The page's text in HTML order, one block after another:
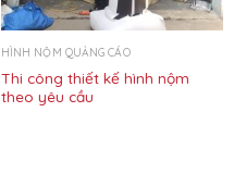
HÌNH NỘM QUẢNG CÁO
Thi công thiết kế hình nộm
theo yêu cầu